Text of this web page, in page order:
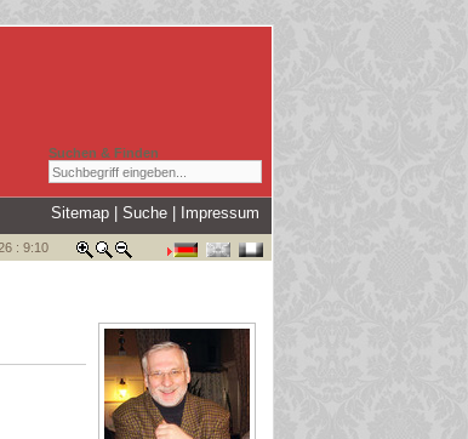
Suchen & Finden
Sitemap |Suche Impressum
: 9:10